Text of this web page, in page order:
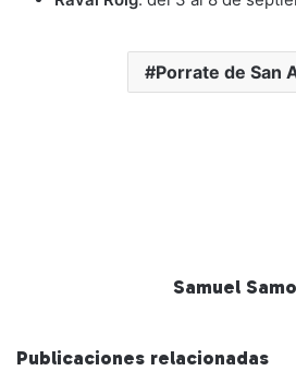
Porrate de San
Samuel
Publicaciones relacionadas